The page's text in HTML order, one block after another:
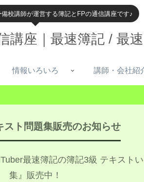
校講師が運営する簿記とFPの通信講座です♪
講座｜最速簿記 / 最
情報いろいろ 講師・会社紹
スト問題集販売のお知らせ
最速簿記の簿記3級 テキスト
集』販売中！